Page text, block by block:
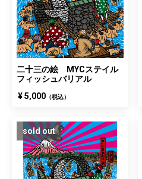
二十三の絵 MYCステイル
フィッシュバリアル
¥ 5,000 （税込）
sold out